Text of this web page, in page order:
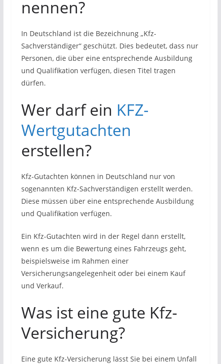
nennen?
In Deutschland ist die Bezeichnung „Kfz-
Sachverständiger“ geschützt. Dies bedeutet, dass nur
Personen, die über eine entsprechende Ausbildung
und Qualifikation verfügen, diesen Titel tragen
dürfen.
Wer darf ein KFZ-
Wertgutachten
erstellen?
Kfz-Gutachten können in Deutschland nur von
sogenannten Kfz-Sachverständigen erstellt werden.
Diese müssen über eine entsprechende Ausbildung
und Qualifikation verfügen.
Ein Kfz-Gutachten wird in der Regel dann erstellt,
wenn es um die Bewertung eines Fahrzeugs geht,
beispielsweise im Rahmen einer
Versicherungsangelegenheit oder bei einem Kauf
und Verkauf.
Was ist eine gute Kfz-
Versicherung?
Eine gute Kfz-Versicherung lässt Sie bei einem Unfall